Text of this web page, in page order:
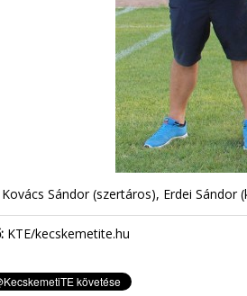
Kovács Sándor (szertáros), Erdei Sándor
KTE/kecskemetite.hu